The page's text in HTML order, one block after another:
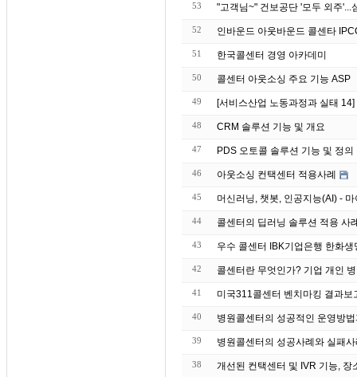
53
52 인바운드 아웃바운드 콜센타
51 한국콜센터 경영 아카데미
50 콜센터 아웃소싱 주요 기능 ASP
49 [서비스산업 노동과정과 실태
48 CRM 솔루션 기능 및 개요
47 PDS 오토콜 솔루션 기능 및 정의
46 아웃소싱 컨택센터 적용사례
45 머신러닝, 챗봇, 인공지능(AI) -
44
43 우수 콜센터 IBK기업
42 콜센터란 무엇인가? 기업 개인
41 미국311콜센터 벤치마킹 결과보
40 병원콜센터의 성공적인 운영방
39 병원콜센터의 성공사례와 실패
38 개선된 컨택센터 및 IVR 기능, 장